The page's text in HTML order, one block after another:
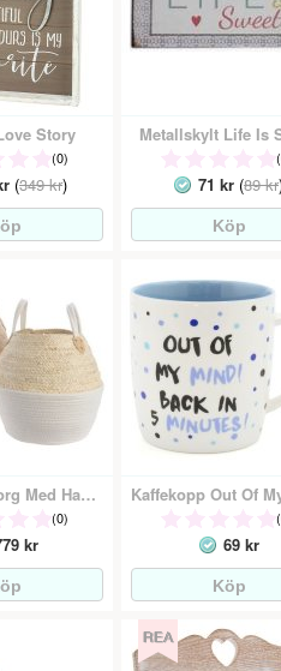
Story
(0)
(349 kr)
Metallskylt Life Is
71 kr (89 kr
Förvaringskorg Med Handtag
(0)
kr
Kaffekopp Out Of
69 kr